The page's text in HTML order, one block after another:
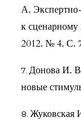
А.
к
2012. № 4. С.
Донова И.
новые
Жуковская